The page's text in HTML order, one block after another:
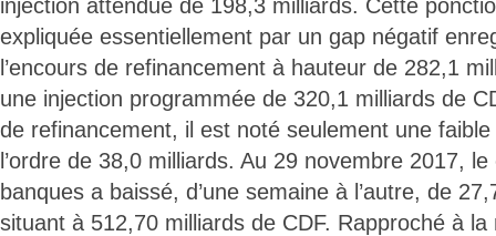
injection attendue de 198,3 milliards. Cette
expliquée essentiellement par un gap négatif
l’encours de refinancement à hauteur de 282,1
une injection programmée de 320,1 milliards de
de refinancement, il est noté seulement une
l’ordre de 38,0 milliards. Au 29 novembre 2017,
banques a baissé, d’une semaine à l’autre, de
situant à 512,70 milliards de CDF. Rapproché à